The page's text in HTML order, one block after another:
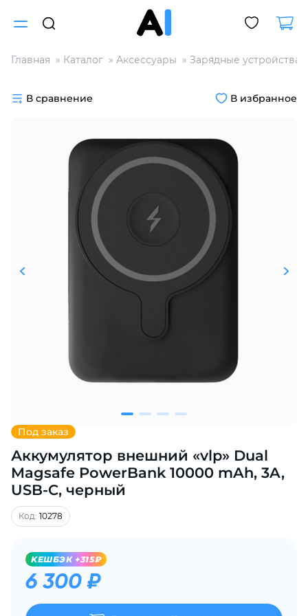
Главная Каталог Аксессуары Зарядные устройства
Под заказ
Аккумулятор внешний «vlp» Dual
Magsafe PowerBank 10000 mAh, 3A,
USB-C, черный
Код: 10278
KЕШБЭК +315₽
6 300 ₽
В сравнение В избранное
Разбейте
оплатуна части
без переплат
График платежей
25
Добавляйте товары
% картой любого банка
Получайте товар
выбранный способом
Оставшиеся
по25%каждые 2 недели
Подробнее